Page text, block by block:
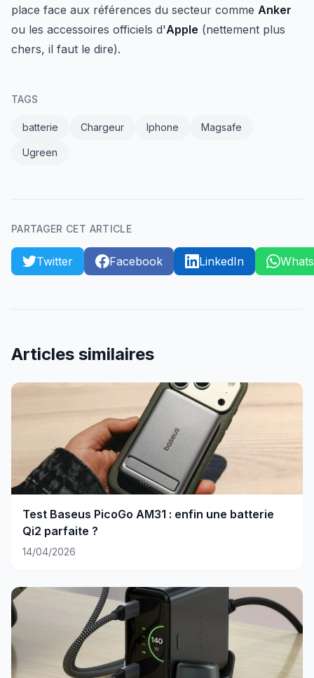
place face aux références du secteur comme Anker
ou les accessoires officiels d'Apple (nettement plus
chers, il faut le dire).
TAGS
batterie Chargeur Iphone Magsafe
Ugreen
PARTAGER CET ARTICLE
Twitter Facebook LinkedIn
Articles similaires
Test Baseus PicoGo AM31 : enfin une batterie
Qi2 parfaite ?
14/04/2026